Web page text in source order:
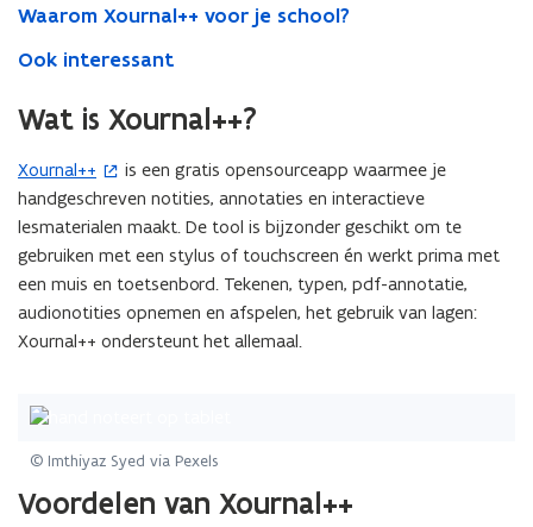
Waarom Xournal++ voor je school?
Ook interessant
Wat is Xournal++?
© Imthiyaz Syed via Pexels
Xournal++
(
o
p
e
n
t
i
w
is een gratis opensourceapp waarmee je
handgeschreven notities, annotaties en interactieve
lesmaterialen maakt. De tool is bijzonder geschikt om te
gebruiken met een stylus of touchscreen én werkt prima met
een muis en toetsenbord. Tekenen, typen, pdf-annotatie,
audionotities opnemen en afspelen, het gebruik van lagen:
Xournal++ ondersteunt het allemaal.
Voordelen van Xournal++